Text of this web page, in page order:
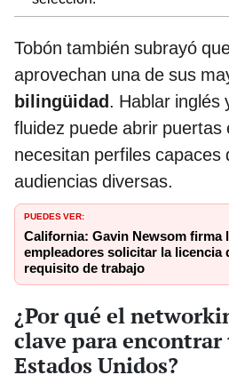
Tobón también subrayó
aprovechan una de sus
bilingüidad. Hablar inglés
fluidez puede abrir puertas
necesitan perfiles capaces
audiencias diversas.
PUEDES VER:
California: Gavin Newsom firma
empleadores solicitar la licencia
requisito de trabajo
¿Por qué el
clave para
Estados Unidos?